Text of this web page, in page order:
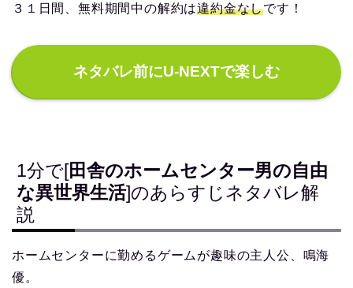
３１日間、無料期間中の解約は違約金なしです！
ネタバレ前にU-NEXTで楽しむ
1分で[田舎のホームセンター男の自由
な異世界生活]のあらすじネタバレ解
説
ホームセンターに勤めるゲームが趣味の主人公、鳴海
優。